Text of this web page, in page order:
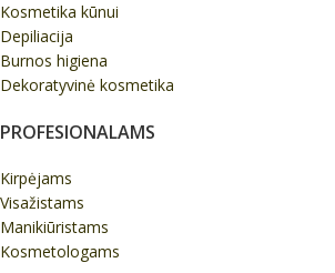
Kosmetika kūnui
Depiliacija
Burnos higiena
Dekoratyvinė kosmetika
PROFESIONALAMS
Kirpėjams
Visažistams
Manikiūristams
Kosmetologams